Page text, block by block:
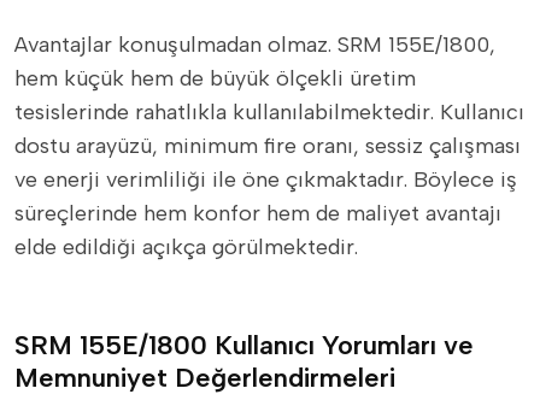
Avantajlar konuşulmadan olmaz. SRM 155E/1800,
hem küçük hem de büyük ölçekli üretim
tesislerinde rahatlıkla kullanılabilmektedir. Kullanıcı
dostu arayüzü, minimum fire oranı, sessiz çalışması
ve enerji verimliliği ile öne çıkmaktadır. Böylece iş
süreçlerinde hem konfor hem de maliyet avantajı
elde edildiği açıkça görülmektedir.
SRM 155E/1800 Kullanıcı Yorumları ve
Memnuniyet Değerlendirmeleri